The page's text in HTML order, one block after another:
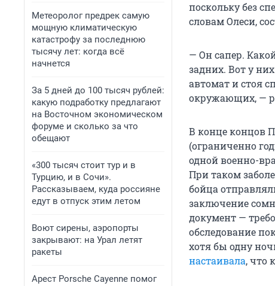
Метеоролог предрек самую
мощную климатическую
катастрофу за последнюю
тысячу лет: когда всё
начнется
За 5 дней до 100 тысяч рублей:
какую подработку предлагают
на Восточном экономическом
форуме и сколько за что
обещают
«300 тысяч стоит тур и в
Турцию, и в Сочи».
Рассказываем, куда россияне
едут в отпуск этим летом
Воют сирены, аэропорты
закрывают: на Урал летят
ракеты
Арест Porsche Cayenne помог
поскольку без
словам Олеси,
— Он сапер.
задних. Вот у
автомат и стоя
окружающих, —
В конце концов
(ограниченно
одной военно-
При таком
бойца
заключение
документ —
обследование
хотя бы одну
настаивала, что